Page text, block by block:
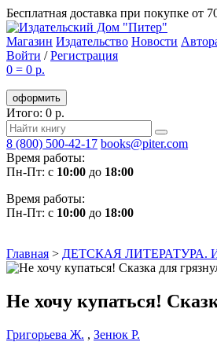
Бесплатная доставка при покупке от
Магазин Издательство Новости
Войти /Регистрация
0 = 0 р.
оформить
Итого: 0 р.
8 (800) 500-42-17 books@piter.com
Время работы:
Пн-Пт: с 10:00 до 18:00
Время работы:
Пн-Пт: с 10:00 до 18:00
Главная > ДЕТСКАЯ ЛИТЕРАТУРА.
Не хочу купаться!
Григорьева Ж. , Зенюк Р.